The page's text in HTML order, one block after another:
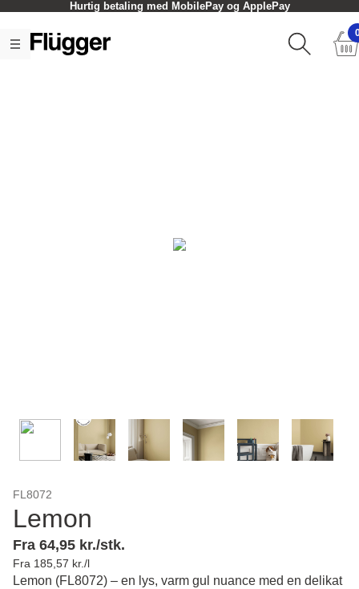
Hurtig betaling med MobilePay og ApplePay
FL8072
Lemon
Fra 64,95 kr./stk.
Fra 185,57 kr./l
Lemon (FL8072) – en lys, varm gul nuance med en delikat